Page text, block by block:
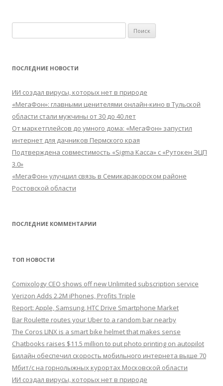
ПОСЛЕДНИЕ НОВОСТИ
ИИ создал вирусы, которых нет в природе
«МегаФон»: главными ценителями онлайн-кино в Тульской
области стали мужчины от 30 до 40 лет
От маркетплейсов до умного дома: «МегаФон» запустил
интернет для дачников Пермского края
Подтверждена совместимость «Sigma Касса» с «Рутокен ЭЦП
3.0»
«МегаФон» улучшил связь в Семикаракорском районе
Ростовской области
ПОСЛЕДНИЕ КОММЕНТАРИИ
ТОП НОВОСТИ
Comixology CEO shows off new Unlimited subscription service
Verizon Adds 2.2M iPhones, Profits Triple
Report: Apple, Samsung, HTC Drive Smartphone Market
Bar Roulette routes your Uber to a random bar nearby
The Coros LINX is a smart bike helmet that makes sense
Chatbooks raises $11.5 million to put photo printing on autopilot
Билайн обеспечил скорость мобильного интернета выше 70
Мбит/с на горнолыжных курортах Московской области
ИИ создал вирусы, которых нет в природе